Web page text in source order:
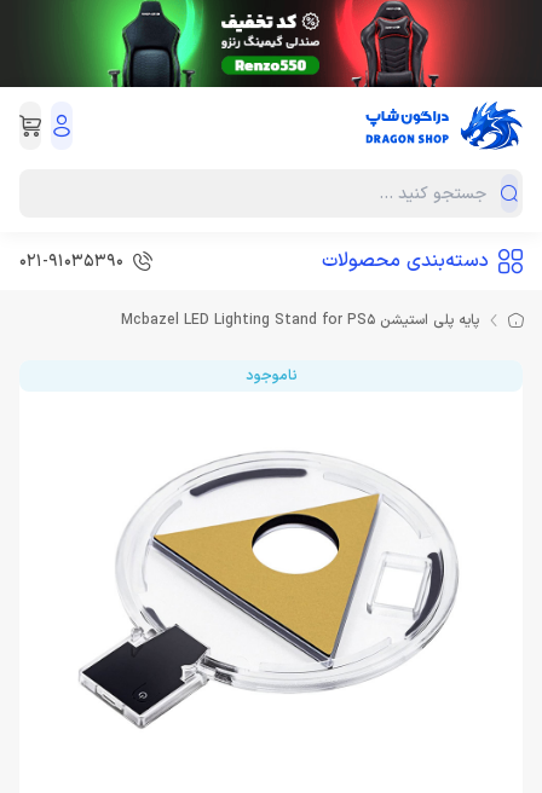
دسته‌بندی محصولات 021-91035390
پایه پلی استیشن Mcbazel LED Lighting Stand for PS5
ناموجود